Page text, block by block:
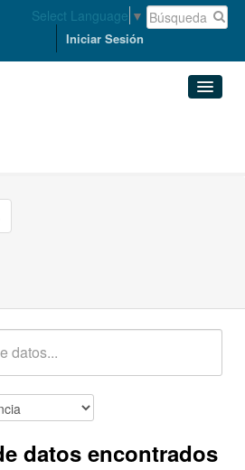
Select Language ▼
Iniciar Sesión
datos encontrados